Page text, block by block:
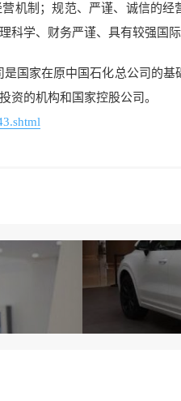
机制；规范、严谨、诚信的
科学、财务严谨、具有较强国际
国家在原中国石化总公司的
资的机构和国家控股公司。